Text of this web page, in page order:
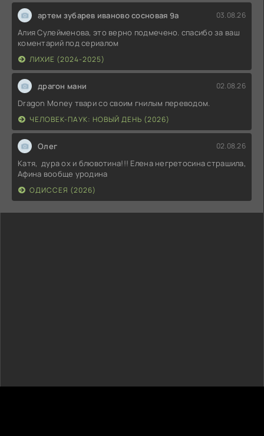
артем зубарев иваново сосновая 9а 03.08.26
Алия Сулейменова, это верно подмечено. спасибо за ваш
коментарий под сериалом
ЛИХИЕ (2024-2025)
драгон мани 02.08.26
Dragon Money твари со своим гнилым переводом.
ЧЕЛОВЕК-ПАУК: НОВЫЙ ДЕНЬ (2026)
Олег 02.08.26
Катя, дура ох и блювотина!!! Елена негретосина страшила,
Афина вообще уродина
ОДИССЕЯ (2026)